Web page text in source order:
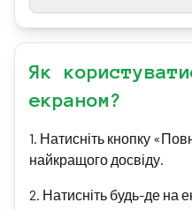
Як
екраном?
1. Натисніть кнопку
найкращого досвіду.
2. Натисніть будь-де на